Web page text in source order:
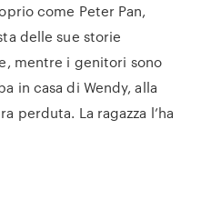
come Peter Pan,
delle sue storie
mentre i genitori sono
in casa di Wendy, alla
perduta. La ragazza l’ha